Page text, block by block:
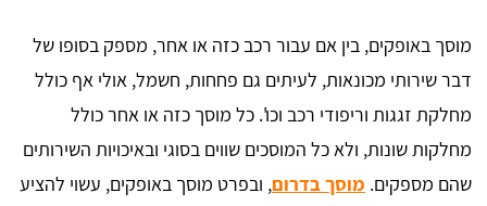
מוסך באופקים, בין אם עבור רכב כזה או אחר, מספק בסופו של
דבר שירותי מכונאות, לעיתים גם פחחות, חשמל, אולי אף כולל
מחלקת זגגות וריפודי רכב וכו'. כל מוסך כזה או אחר כולל
מחלקות שונות, ולא כל המוסכים שווים בסוגי ובאיכויות השירותים
שהם מספקים. מוסך בדרום, ובפרט מוסך באופקים, עשוי להציע